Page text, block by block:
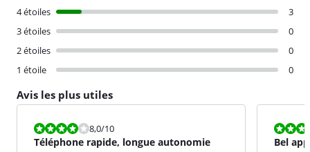
4 étoiles
3
3 étoiles
0
2 étoiles
0
1 étoile
0
Avis les plus utiles
La note est 8,0 sur 10.
8,0/10
Téléphone rapide, longue autonomie
La note est
Bel